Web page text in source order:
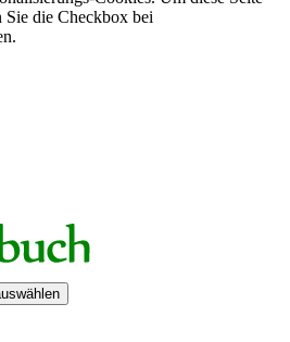
Sie die Checkbox bei